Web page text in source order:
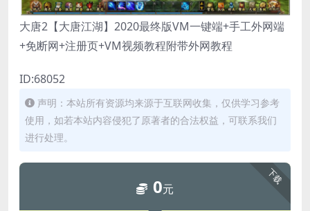
大唐2【大唐江湖】2020最终版VM一键端+手工外网端
+免断网+注册页+VM视频教程附带外网教程
ID:68052
声明：本站所有资源均来源于互联网收集，仅供学习参考
使用，如若本站内容侵犯了原著者的合法权益，可联系我们
进行处理。
下载
0元